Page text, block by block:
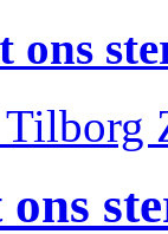
ons
ons